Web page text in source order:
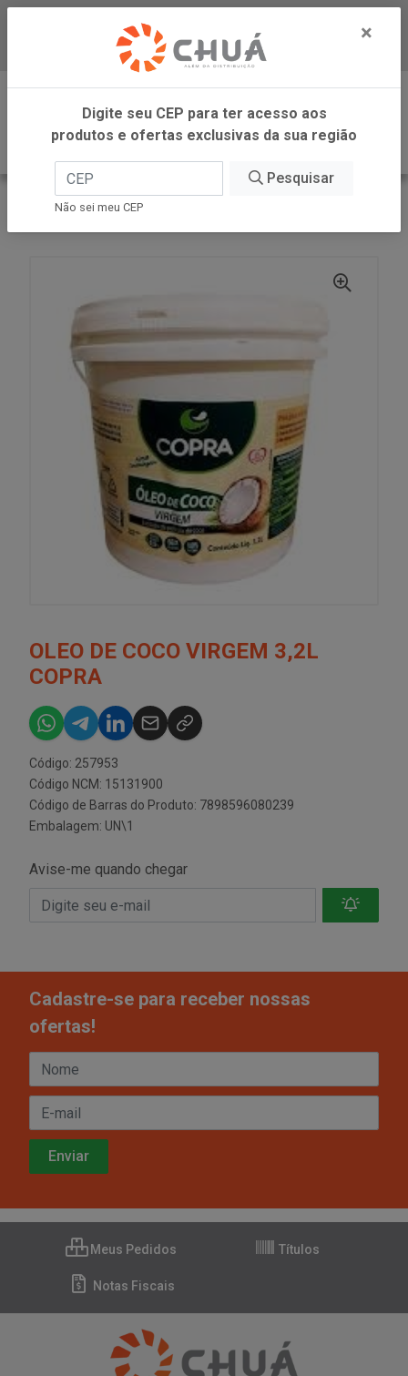
Baixe já nosso APP
0
INÍCIO
COPRA ALIMENTOS
OLEO DE COCO VIRGEM 3,2L
COPRA
Código: 257953
Código NCM: 15131900
Código de Barras do Produto: 7898596080239
Embalagem: UN\1
Avise-me quando chegar
Cadastre-se para receber nossas
ofertas!
Meus Pedidos Títulos
Notas Fiscais
×
Digite seu CEP para ter acesso aos
produtos e ofertas exclusivas da sua região
Pesquisar
Não sei meu CEP